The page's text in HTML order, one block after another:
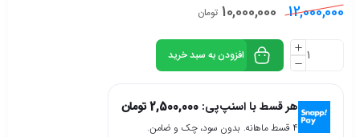
12,000,000
10,000,000 تومان
افزودن به سبد خرید
هر قسط با اسنپ‌پی: 2,500,000تومان
۴ قسط ماهانه. بدون سود، چک و ضامن.